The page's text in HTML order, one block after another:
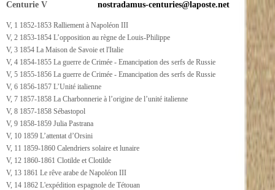
Centurie V
V, 1 1852-1853 Ralliement à Napoléon III
V, 2 1853-1854 L’opposition au règne de Louis-Philippe
V, 3 1854 La Maison de Savoie et l'Italie
V, 4 1854-1855 La guerre de Crimée - Emancipation des serfs de Russie
V, 5 1855-1856 La guerre de Crimée - Emancipation des serfs de Russie
V, 6 1856-1857 L’Unité italienne
V, 7 1857-1858 La Charbonnerie à l’origine de l’unité italienne
V, 8 1857-1858 Sébastopol
V, 9 1858-1859 Julia Pastrana
V, 10 1859 L’attentat d’Orsini
V, 11 1859-1860 Calendriers solaire et lunaire
V, 12 1860-1861 Clotilde et Clotilde
V, 13 1861 Le rêve arabe de Napoléon III
V, 14 1862 L'expédition espagnole de Tétouan
nostradamus-centuries@laposte.net